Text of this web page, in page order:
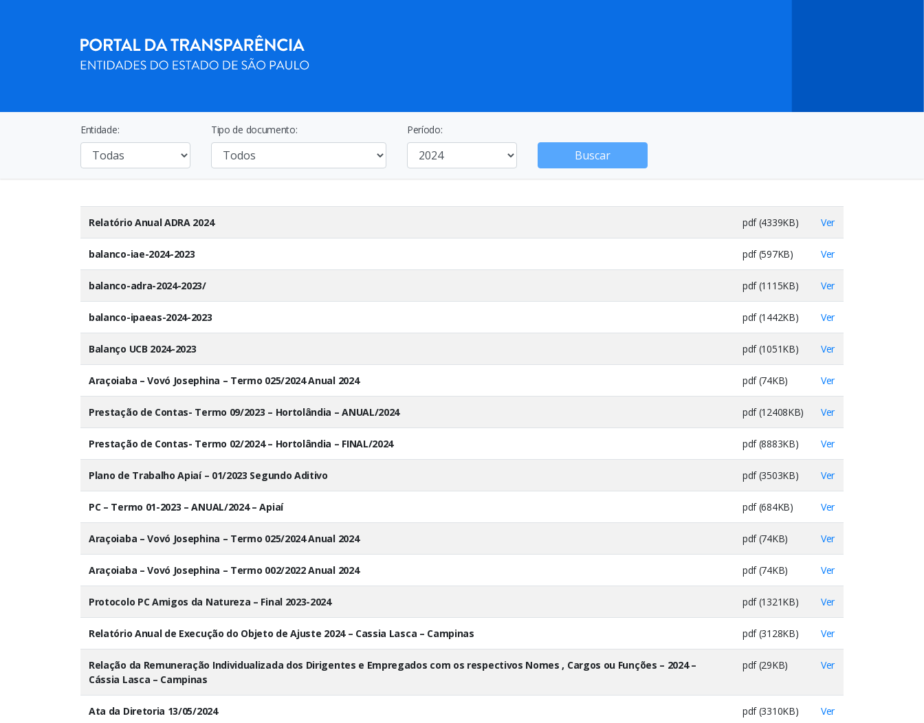
Entidade: Tipo de documento: Período:
Buscar
Relatório Anual ADRA 2024 pdf (4339KB) Ver
balanco-iae-2024-2023 pdf (597KB) Ver
balanco-adra-2024-2023/ pdf (1115KB) Ver
balanco-ipaeas-2024-2023 pdf (1442KB) Ver
Balanço UCB 2024-2023 pdf (1051KB) Ver
Araçoiaba – Vovó Josephina – Termo 025/2024 Anual 2024 pdf (74KB) Ver
Prestação de Contas- Termo 09/2023 – Hortolândia – ANUAL/2024 pdf (12408KB) Ver
Prestação de Contas- Termo 02/2024 – Hortolândia – FINAL/2024 pdf (8883KB) Ver
Plano de Trabalho Apiaí – 01/2023 Segundo Aditivo pdf (3503KB) Ver
PC – Termo 01-2023 – ANUAL/2024 – Apiaí pdf (684KB) Ver
Araçoiaba – Vovó Josephina – Termo 025/2024 Anual 2024 pdf (74KB) Ver
Araçoiaba – Vovó Josephina – Termo 002/2022 Anual 2024 pdf (74KB) Ver
Protocolo PC Amigos da Natureza – Final 2023-2024 pdf (1321KB) Ver
Relatório Anual de Execução do Objeto de Ajuste 2024 – Cassia Lasca – Campinas pdf (3128KB) Ver
Relação da Remuneração Individualizada dos Dirigentes e Empregados com os respectivos Nomes , Cargos ou Funções – 2024 –
Cássia Lasca – Campinas
pdf (29KB) Ver
Ata da Diretoria 13/05/2024 pdf (3310KB) Ver